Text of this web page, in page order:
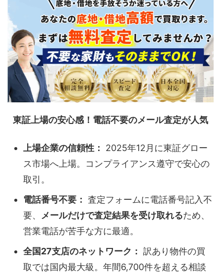
東証上場の安心感！電話不要のメール査定が人気
上場企業の信頼性：
2025年12月に東証グロー
ス市場へ上場。コンプライアンス遵守で安心の
取引。
電話番号不要： 査定フォームに電話番号記入不
要、
メールだけで査定結果を受け取れるため、
営業電話が苦手な方に最適。
全国27支店のネットワーク： 訳あり物件の買
取では国内最大級。年間6,700件を超える相談